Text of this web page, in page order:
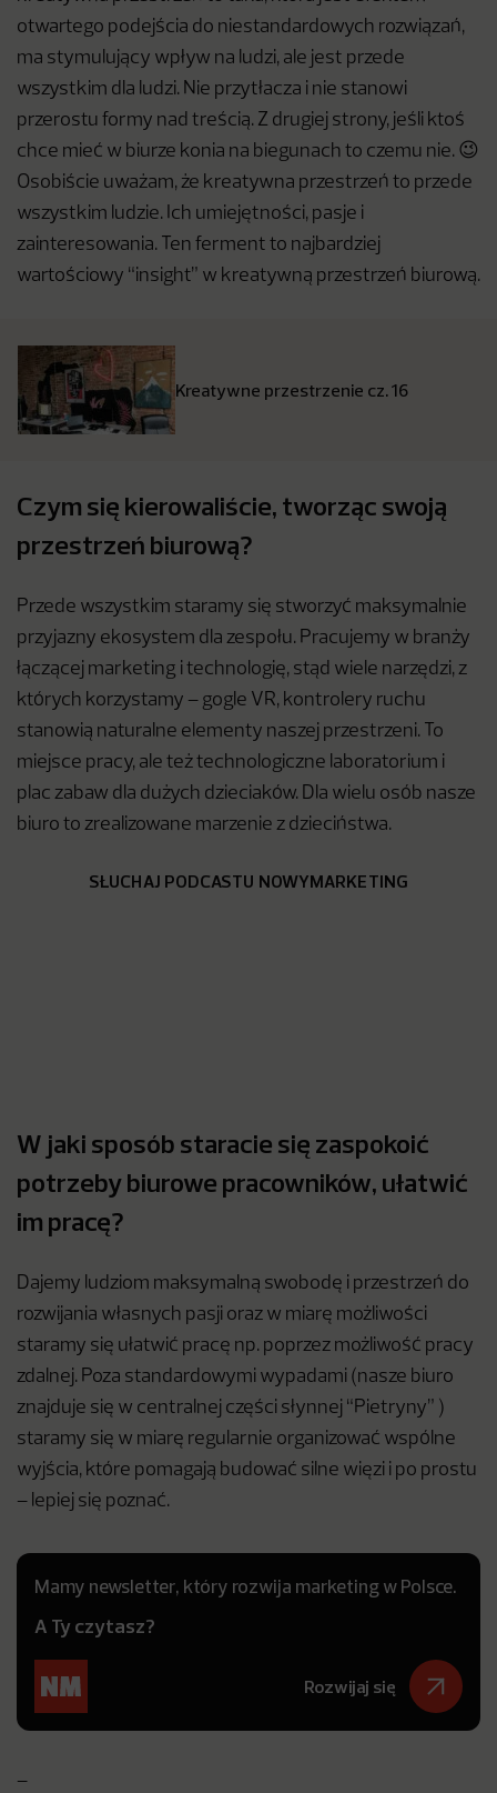
otwartego podejścia do niestandardowych rozwiązań,
ma stymulujący wpływ na ludzi, ale jest przede
wszystkim dla ludzi. Nie przytłacza i nie stanowi
przerostu formy nad treścią. Z drugiej strony, jeśli ktoś
chce mieć w biurze konia na biegunach to czemu nie. 😉
Osobiście uważam, że kreatywna przestrzeń to przede
wszystkim ludzie. Ich umiejętności, pasje i
zainteresowania. Ten ferment to najbardziej
wartościowy “insight” w kreatywną przestrzeń biurową.
Kreatywne przestrzenie cz. 16
Czym się kierowaliście, tworząc swoją
przestrzeń biurową?
Przede wszystkim staramy się stworzyć maksymalnie
przyjazny ekosystem dla zespołu. Pracujemy w branży
łączącej marketing i technologię, stąd wiele narzędzi, z
których korzystamy – gogle VR, kontrolery ruchu
stanowią naturalne elementy naszej przestrzeni. To
miejsce pracy, ale też technologiczne laboratorium i
plac zabaw dla dużych dzieciaków. Dla wielu osób nasze
biuro to zrealizowane marzenie z dzieciństwa.
SŁUCHAJ PODCASTU NOWYMARKETING
W jaki sposób staracie się zaspokoić
potrzeby biurowe pracowników, ułatwić
im pracę?
Dajemy ludziom maksymalną swobodę i przestrzeń do
rozwijania własnych pasji oraz w miarę możliwości
staramy się ułatwić pracę np. poprzez możliwość pracy
zdalnej. Poza standardowymi wypadami (nasze biuro
znajduje się w centralnej części słynnej “Pietryny” )
staramy się w miarę regularnie organizować wspólne
wyjścia, które pomagają budować silne więzi i po prostu
– lepiej się poznać.
Mamy newsletter, który rozwija marketing w Polsce.
A Ty czytasz?
Rozwijaj się
–